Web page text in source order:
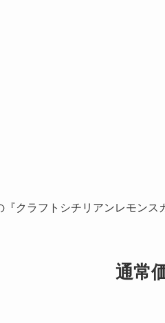
『クラフトシチリアンレモンス
通常